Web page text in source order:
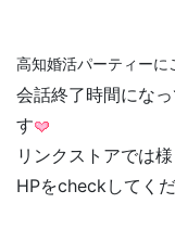
高知婚活パーティーに
会話終了時間にな
す
リンクストアでは
HPをcheckしてく